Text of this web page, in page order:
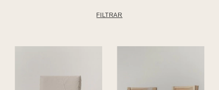
FILTRAR